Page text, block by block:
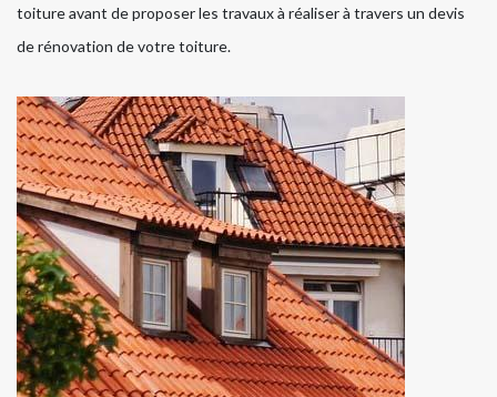
toiture avant de proposer les travaux à réaliser à travers un devis
de rénovation de votre toiture.